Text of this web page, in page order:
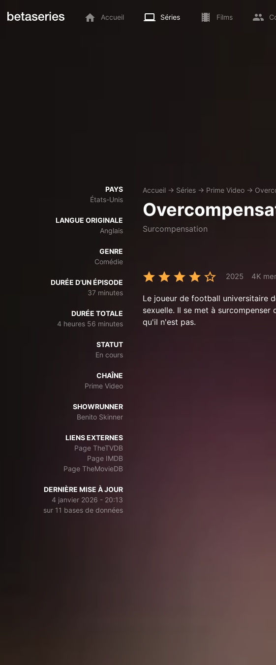
Accueil Séries Films
PAYS
États-Unis
LANGUE ORIGINALE
Anglais
GENRE
Comédie
DURÉE D’UN ÉPISODE
37 minutes
DURÉE TOTALE
4 heures 56 minutes
STATUT
En cours
CHAÎNE
Prime Video
SHOWRUNNER
Benito Skinner
LIENS EXTERNES
Page TheTVDB
Page IMDB
Page TheMovieDB
DERNIÈRE MISE À JOUR
4 janvier 2026 - 20:13
sur 11 bases de données
Accueil → Séries → Prime Video →
Surcompensation
2025 4K
Le joueur de football universitaire
sexuelle. Il se met à
qu'il n'est pas.